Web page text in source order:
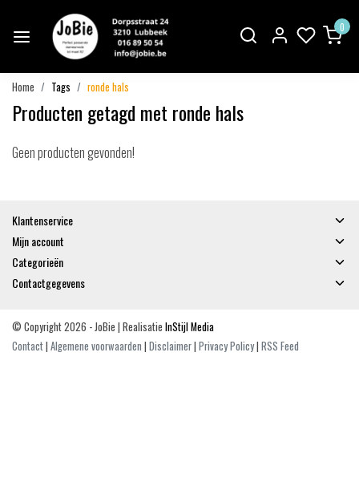
0
Home Tags ronde hals
Producten getagd met ronde hals
Geen producten gevonden!
Klantenservice
Mijn account
Categorieën
Contactgegevens
© Copyright 2026 - JoBie | Realisatie InStijl Media
Contact| Algemene voorwaarden | Disclaimer| Privacy Policy| RSS Feed